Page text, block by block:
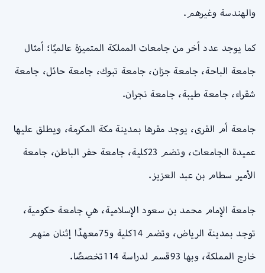
والهندسة وغيرهم.
كما يوجد عدد أخر من جامعات المملكة المتميزة عالميًا؛ أمثال
جامعة الباحة، جامعة جزان، جامعة تبوك، جامعة حائل، جامعة
شقراء، جامعة طيبة، جامعة نجران.
جامعة أم القرى، يوجد مقرها بمدينة مكة المكرمة، ويطلق عليها
عميدة الجامعات، وتضم 23كلية، جامعة حفر الباطن، جامعة
الأمير سطام بن عبد العزيز.
جامعة الإمام محمد بن سعود الإسلامية، هي جامعة حكومية،
توجد بمدينة الرياض، وتضم 14كلية و75معهدًا إثنان منهم
خارج المملكة، وبها 93قسم لدراسة 114تخصصًا.